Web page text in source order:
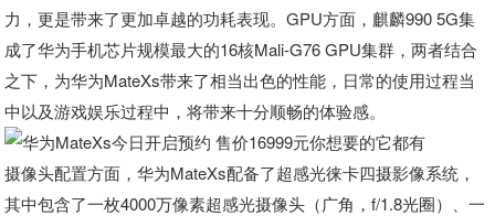
力，更是带来了更加卓越的功耗表现。GPU方面，麒麟990 5G集
成了华为手机芯片规模最大的16核Mali-G76 GPU集群，两者结合
之下，为华为MateXs带来了相当出色的性能，日常的使用过程当
中以及游戏娱乐过程中，将带来十分顺畅的体验感。
摄像头配置方面，华为MateXs配备了超感光徕卡四摄影像系统，
其中包含了一枚4000万像素超感光摄像头（广角，f/1.8光圈）、一